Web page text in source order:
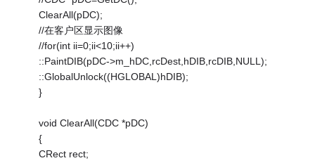
ClearAll(pDC);
//在客户区显示图像
//for(int ii=0;ii<10;ii++)
::PaintDIB(pDC->m_hDC,rcDest,hDIB,rcDIB,NULL);
::GlobalUnlock((HGLOBAL)hDIB);
}
void ClearAll(CDC *pDC)
{
CRect rect;